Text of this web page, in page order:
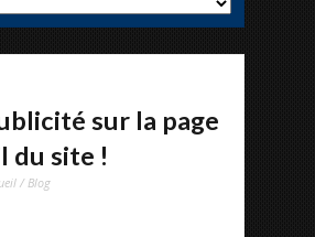
sur la page
du site !
/Blog